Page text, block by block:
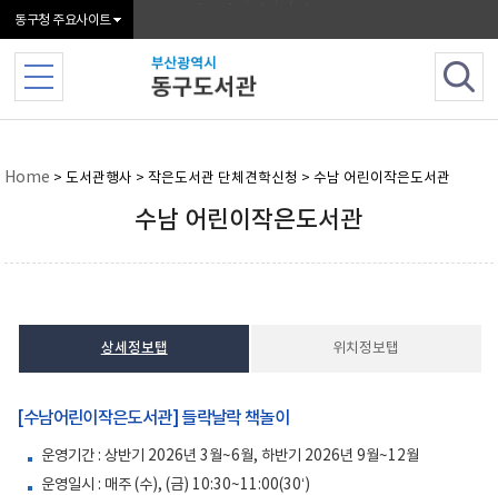
동구청 주요사이트
Home > 도서관행사 > 작은도서관 단체견학신청 > 수남 어린이작은도서관
수남 어린이작은도서관
상세정보탭 위치정보탭
[수남어린이작은도서관] 들락날락 책놀이
운영기간 : 상반기 2026년 3월~6월, 하반기 2026년 9월~12월
운영일시 : 매주 (수), (금) 10:30~11:00(30‘)